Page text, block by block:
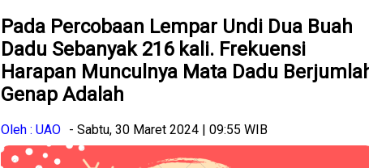
Pada Percobaan Lempar Undi Dua Buah
Dadu Sebanyak 216 kali. Frekuensi
Harapan Munculnya Mata Dadu
Genap Adalah
Oleh : UAO - Sabtu, 30 Maret 2024 | 09:55 WIB